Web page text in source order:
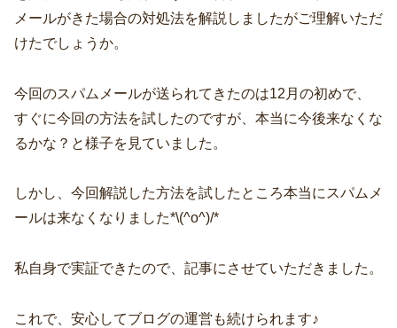
メールがきた場合の対処法を解説しましたがご理解いただ
けたでしょうか。
今回のスパムメールが送られてきたのは12月の初めで、
すぐに今回の方法を試したのですが、本当に今後来なくな
るかな？と様子を見ていました。
しかし、今回解説した方法を試したところ本当にスパムメ
ールは来なくなりました*\(^o^)/*
私自身で実証できたので、記事にさせていただきました。
これで、安心してブログの運営も続けられます♪